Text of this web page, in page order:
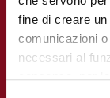
fine di creare un
comunicazioni
necessari al
consenso, per